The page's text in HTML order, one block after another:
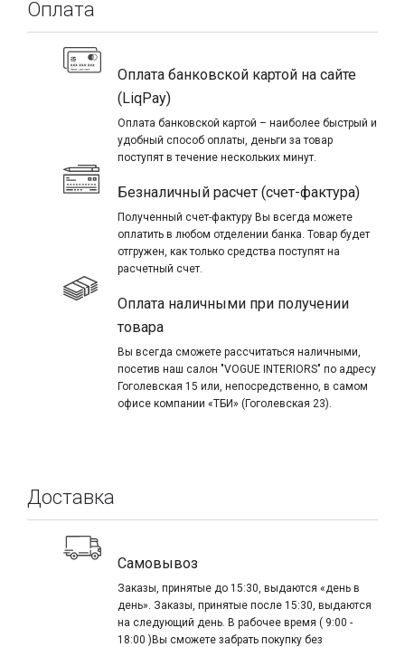
Оплата
Оплата банковской картой на сайте
(LiqPay)
Оплата банковской картой – наиболее быстрый и
удобный способ оплаты, деньги за товар
поступят в течение нескольких минут.
Безналичный расчет (счет-фактура)
Полученный счет-фактуру Вы всегда можете
оплатить в любом отделении банка. Товар будет
отгружен, как только средства поступят на
расчетный счет.
Оплата наличными при получении
товара
Вы всегда сможете рассчитаться наличными,
посетив наш салон "VOGUE INTERIORS" по адресу
Гоголевская 15 или, непосредственно, в самом
офисе компании «ТБИ» (Гоголевская 23).
Доставка
Самовывоз
Заказы, принятые до 15:30, выдаются «день в
день». Заказы, принятые после 15:30, выдаются
на следующий день. В рабочее время ( 9:00 -
18:00 )Вы сможете забрать покупку без